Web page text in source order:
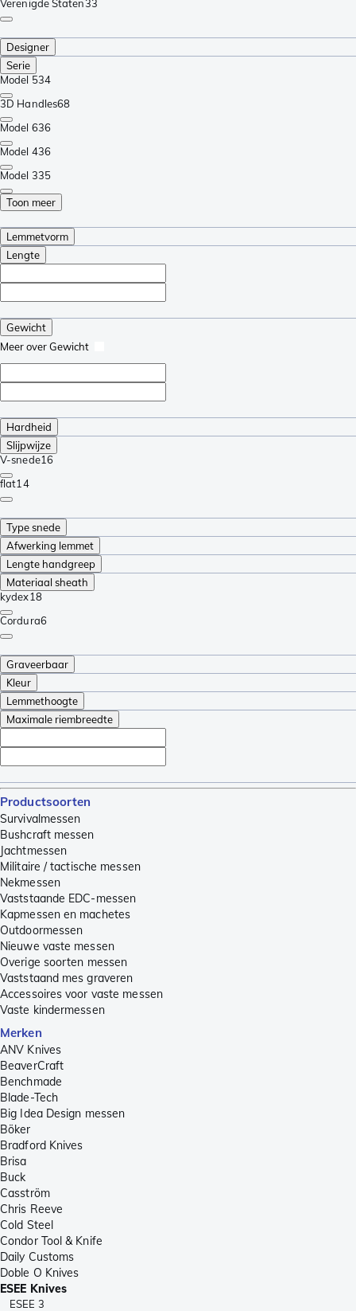
Verenigde Staten33
Designer
Serie
Model 534
3D Handles68
Model 636
Model 436
Model 335
Toon meer
Lemmetvorm
Lengte
Gewicht
Meer over Gewicht
Hardheid
Slijpwijze
V-snede16
flat14
Type snede
Afwerking lemmet
Lengte handgreep
Materiaal sheath
kydex18
Cordura6
Graveerbaar
Kleur
Lemmethoogte
Maximale riembreedte
Productsoorten
Survivalmessen
Bushcraft messen
Jachtmessen
Militaire / tactische messen
Nekmessen
Vaststaande EDC-messen
Kapmessen en machetes
Outdoormessen
Nieuwe vaste messen
Overige soorten messen
Vaststaand mes graveren
Accessoires voor vaste messen
Vaste kindermessen
Merken
ANV Knives
BeaverCraft
Benchmade
Blade-Tech
Big Idea Design messen
Böker
Bradford Knives
Brisa
Buck
Casström
Chris Reeve
Cold Steel
Condor Tool & Knife
Daily Customs
Doble O Knives
ESEE Knives
ESEE 3